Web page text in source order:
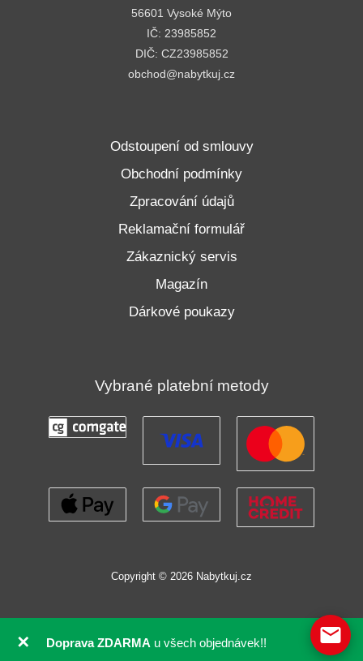
56601 Vysoké Mýto
IČ: 23985852
DIČ: CZ23985852
obchod@nabytkuj.cz
Odstoupení od smlouvy
Obchodní podmínky
Zpracování údajů
Reklamační formulář
Zákaznický servis
Magazín
Dárkové poukazy
Vybrané platební metody
Copyright © 2026 Nabytkuj.cz
GDPR souhlas se soubory cookie pomocí Real Cookie Banneru
✕ Doprava ZDARMA u všech objednávek!!